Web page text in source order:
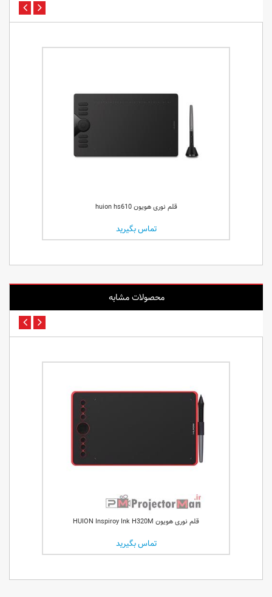
قلم نوری هویون huion hs610
تماس بگیرید
محصولات مشابه
قلم نوری هویون HUION Inspiroy Ink H320M
تماس بگیرید